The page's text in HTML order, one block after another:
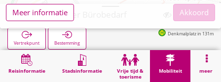
Reisinformatie Stadsinformatie
Vrije tijd &
toerisme
Mobiliteit meer
Alsdorf, Breuer Bürobedarf
Vertrekpunt Bestemming
Denkmalplatz in 131m
Mobiliteit Verkoop van tickets Alsdorf, Breuer Bürobedarf
Meer informatie
Akkoord